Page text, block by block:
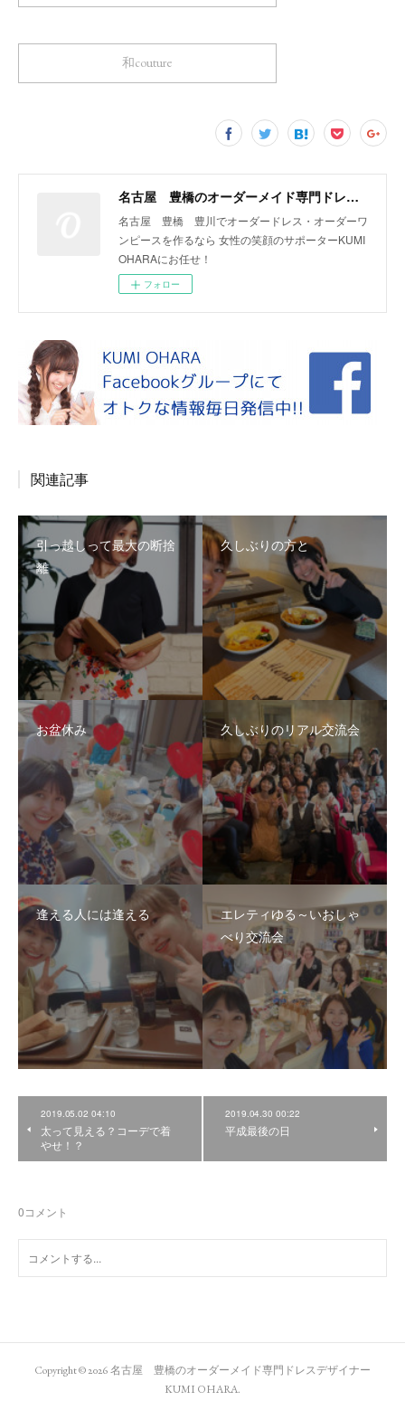
和couture
名古屋 豊橋のオーダーメイド専門ドレスデザイナー KUMI OHARA
名古屋 豊橋 豊川でオーダードレス・オーダーワ
ンピースを作るなら 女性の笑顔のサポーターKUMI
OHARAにお任せ！
フォロー
関連記事
引っ越しって最大の断捨
離
久しぶりの方と
お盆休み 久しぶりのリアル交流会
逢える人には逢える
エレティゆる～いおしゃ
べり交流会
2019.05.02 04:10
太って見える？コーデで着
やせ！？
2019.04.30 00:22
平成最後の日
0コメント
Copyright ©2026名古屋 豊橋のオーダーメイド専門ドレスデザイナー
KUMI OHARA.